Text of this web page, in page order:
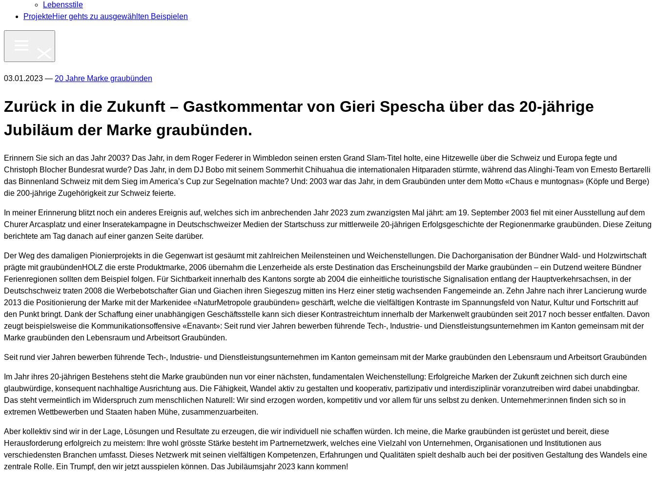
Lebensstile
ProjekteHier gehts zu ausgewählten Beispielen
03.01.2023 — 20 Jahre Marke graubünden
Zurück in die Zukunft – Gastkommentar von Gieri Spescha über das 20-jährige
Jubiläum der Marke graubünden.
Erinnern Sie sich an das Jahr 2003? Das Jahr, in dem Roger Federer in Wimbledon seinen ersten Grand Slam-Titel holte, eine Hitzewelle über die Schweiz und Europa fegte und
Christoph Blocher Bundesrat wurde? Das Jahr, in dem DJ Bobo mit seinem Sommerhit Chihuahua die internationalen Hitparaden stürmte, während das Alinghi-Team von Ernesto Bertarelli
das Binnenland Schweiz mit dem Sieg im America’s Cup zur Segelnation machte? Und: 2003 war das Jahr, in dem Graubünden unter dem Motto «Chaus e muntognas» (Köpfe und Berge)
die 200-jährige Zugehörigkeit zur Schweiz feierte.
In meiner Erinnerung blitzt noch ein anderes Ereignis auf, welches sich im anbrechenden Jahr 2023 zum zwanzigsten Mal jährt: am 19. September 2003 fiel mit einer Ausstellung auf dem
Churer Arcasplatz und einer Inseratekampagne in Deutschschweizer Medien der Startschuss zur mittlerweile 20-jährigen Erfolgsgeschichte der Regionenmarke graubünden. Diese Zeitung
berichtete am Tag danach auf einer ganzen Seite darüber.
Der Weg des damaligen Pionierprojekts in die Gegenwart ist gesäumt mit zahlreichen Meilensteinen und Weichenstellungen. Die Dachorganisation der Bündner Wald- und Holzwirtschaft
prägte mit graubündenHOLZ die erste Produktmarke, 2006 übernahm die Lenzerheide als erste Destination das Erscheinungsbild der Marke graubünden – ein Dutzend weitere Bündner
Ferienregionen sollten dem Beispiel folgen. Für Sichtbarkeit innerhalb des Kantons sorgte ab 2004 die einheitliche touristische Signalisation entlang der Hauptverkehrsachsen, in der
Deutschschweiz traten 2008 die Werbebotschafter Gian und Giachen ihren Siegeszug mitten ins Herz einer stetig wachsenden Fangemeinde an. Zehn Jahre nach ihrer Lancierung wurde
2013 die Positionierung der Marke mit der Markenidee «NaturMetropole graubünden» geschärft, welche die vielfältigen Kontraste im Spannungsfeld von Natur, Kultur und Fortschritt auf
den Punkt bringt. Dank der Schaffung einer unabhängigen Geschäftsstelle kann sich dieser Kontrastreichtum innerhalb der Markenwelt graubünden seit 2017 noch besser entfalten. Davon
zeugt beispielsweise die Kommunikationsoffensive «Enavant»: Seit rund vier Jahren bewerben führende Tech-, Industrie- und Dienstleistungsunternehmen im Kanton gemeinsam mit der
Marke graubünden den Lebensraum und Arbeitsort Graubünden.
Seit rund vier Jahren bewerben führende Tech-, Industrie- und Dienstleistungsunternehmen im Kanton gemeinsam mit der Marke graubünden den Lebensraum und Arbeitsort Graubünden
Im Jahr ihres 20-jährigen Bestehens steht die Marke graubünden nun vor einer nächsten, fundamentalen Weichenstellung: Erfolgreiche Marken der Zukunft zeichnen sich durch eine
glaubwürdige, konsequent nachhaltige Ausrichtung aus. Die Fähigkeit, Wandel aktiv zu gestalten und kooperativ, partizipativ und interdisziplinär voranzutreiben wird dabei unabdingbar.
Das steht vermeintlich im Widerspruch zum menschlichen Naturell: Wir sind erzogen worden, kompetitiv und vor allem für uns selbst zu denken. Unternehmer:innen finden sich so in
extremen Wettbewerben und Staaten haben Mühe, zusammenzuarbeiten.
Aber kollektiv sind wir in der Lage, Lösungen und Resultate zu erzeugen, die wir individuell nie schaffen würden. Ich meine, die Marke graubünden ist gerüstet und bereit, diese
Herausforderung erfolgreich zu meistern: Ihre wohl grösste Stärke besteht im Partnernetzwerk, welches eine Vielzahl von Unternehmen, Organisationen und Institutionen aus
verschiedensten Branchen umfasst. Dieses Netzwerk mit seinen vielfältigen Kompetenzen, Erfahrungen und Qualitäten spielt deshalb auch bei der positiven Gestaltung des Wandels eine
zentrale Rolle. Ein Trumpf, den wir jetzt ausspielen können. Das Jubiläumsjahr 2023 kann kommen!